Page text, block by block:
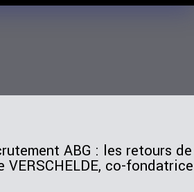
ABG : les retours de
co-fondatrice